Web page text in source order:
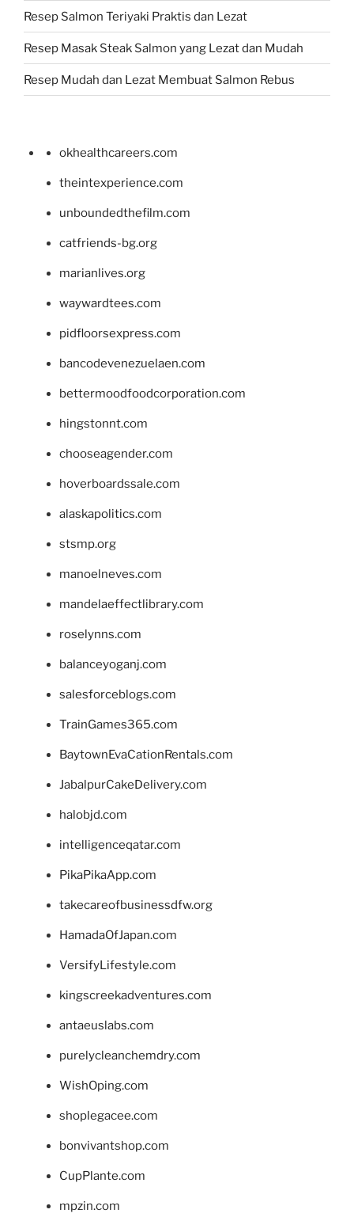
Resep Salmon Teriyaki Praktis dan Lezat
Resep Masak Steak Salmon yang Lezat dan Mudah
Resep Mudah dan Lezat Membuat Salmon Rebus
okhealthcareers.com
theintexperience.com
unboundedthefilm.com
catfriends-bg.org
marianlives.org
waywardtees.com
pidfloorsexpress.com
bancodevenezuelaen.com
bettermoodfoodcorporation.com
hingstonnt.com
chooseagender.com
hoverboardssale.com
alaskapolitics.com
stsmp.org
manoelneves.com
mandelaeffectlibrary.com
roselynns.com
balanceyoganj.com
salesforceblogs.com
TrainGames365.com
BaytownEvaCationRentals.com
JabalpurCakeDelivery.com
halobjd.com
intelligenceqatar.com
PikaPikaApp.com
takecareofbusinessdfw.org
HamadaOfJapan.com
VersifyLifestyle.com
kingscreekadventures.com
antaeuslabs.com
purelycleanchemdry.com
WishOping.com
shoplegacee.com
bonvivantshop.com
CupPlante.com
mpzin.com